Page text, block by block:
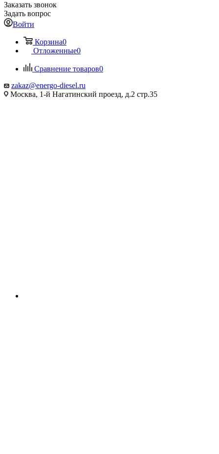
Заказать звонок
Задать вопрос
Войти
Корзина0
Отложенные0
Сравнение товаров0
zakaz@energo-diesel.ru
Москва, 1-й Нагатинский проезд, д.2 стр.35